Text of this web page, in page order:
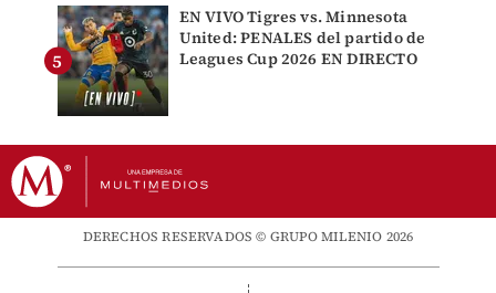
EN VIVO Tigres vs. Minnesota
United: PENALES del partido de
Leagues Cup 2026 EN DIRECTO
DERECHOS RESERVADOS © GRUPO MILENIO 2026